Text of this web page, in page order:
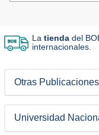
Latienda del
internacionales.
Otras
Universidad